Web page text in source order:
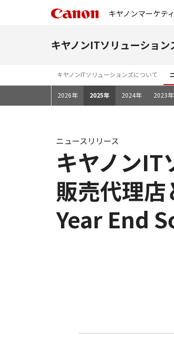
キヤノンマーケテ
キヤノンITソリューション
キヤノンITソリューションズについて
2026年 2025年 2024年 2023年
キヤノンIT
販売代理
Year End
ニュースリリース